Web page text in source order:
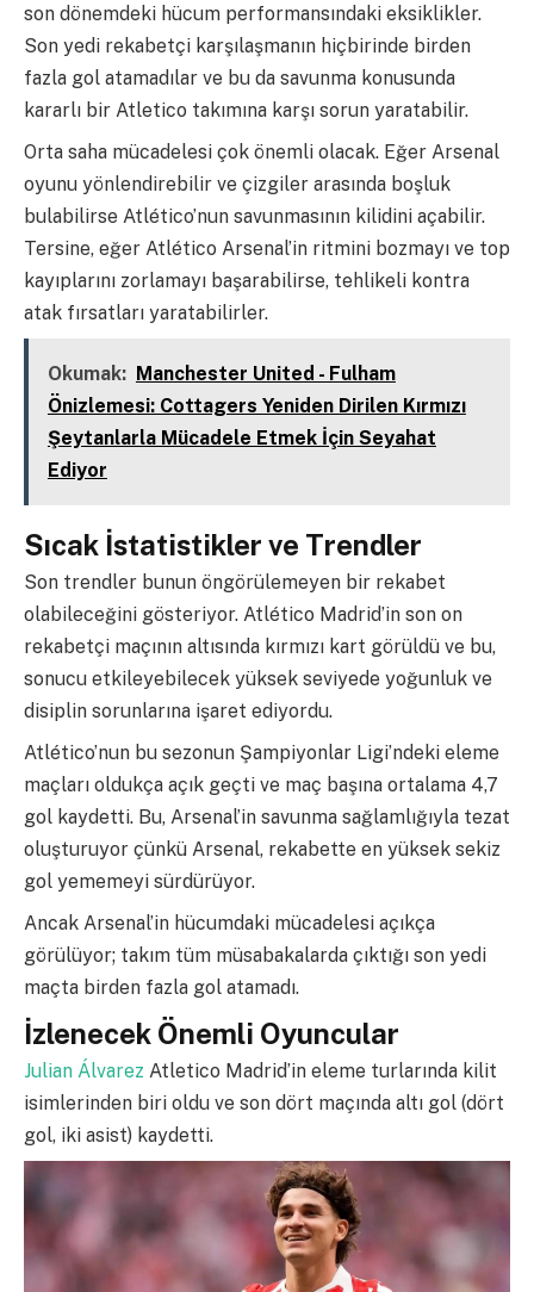
son dönemdeki hücum performansındaki eksiklikler.
Son yedi rekabetçi karşılaşmanın hiçbirinde birden
fazla gol atamadılar ve bu da savunma konusunda
kararlı bir Atletico takımına karşı sorun yaratabilir.
Orta saha mücadelesi çok önemli olacak. Eğer Arsenal
oyunu yönlendirebilir ve çizgiler arasında boşluk
bulabilirse Atlético’nun savunmasının kilidini açabilir.
Tersine, eğer Atlético Arsenal’in ritmini bozmayı ve top
kayıplarını zorlamayı başarabilirse, tehlikeli kontra
atak fırsatları yaratabilirler.
Okumak: Manchester United - Fulham
Önizlemesi: Cottagers Yeniden Dirilen Kırmızı
Şeytanlarla Mücadele Etmek İçin Seyahat
Ediyor
Sıcak İstatistikler ve Trendler
Son trendler bunun öngörülemeyen bir rekabet
olabileceğini gösteriyor. Atlético Madrid’in son on
rekabetçi maçının altısında kırmızı kart görüldü ve bu,
sonucu etkileyebilecek yüksek seviyede yoğunluk ve
disiplin sorunlarına işaret ediyordu.
Atlético’nun bu sezonun Şampiyonlar Ligi’ndeki eleme
maçları oldukça açık geçti ve maç başına ortalama 4,7
gol kaydetti. Bu, Arsenal’in savunma sağlamlığıyla tezat
oluşturuyor çünkü Arsenal, rekabette en yüksek sekiz
gol yememeyi sürdürüyor.
Ancak Arsenal’in hücumdaki mücadelesi açıkça
görülüyor; takım tüm müsabakalarda çıktığı son yedi
maçta birden fazla gol atamadı.
İzlenecek Önemli Oyuncular
Julian Álvarez Atletico Madrid’in eleme turlarında kilit
isimlerinden biri oldu ve son dört maçında altı gol (dört
gol, iki asist) kaydetti.